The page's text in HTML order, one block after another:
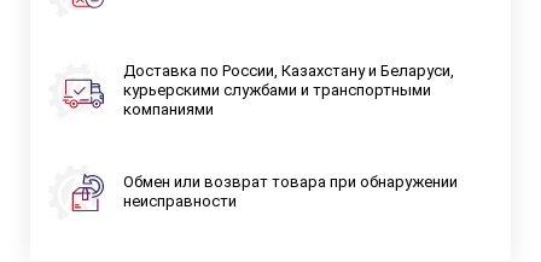
Доставка по России, Казахстану и Беларуси,
курьерскими службами и транспортными
компаниями
Обмен или возврат товара при обнаружении
неисправности